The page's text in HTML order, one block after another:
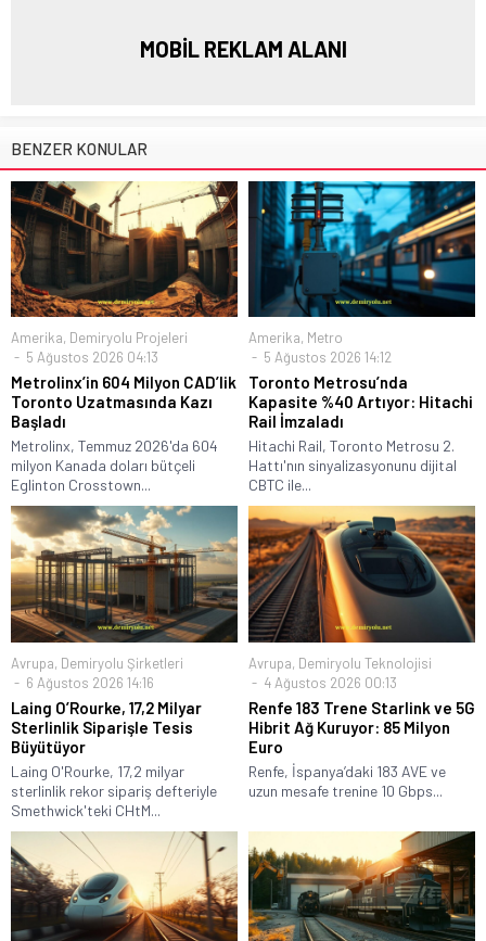
MOBİL REKLAM ALANI
BENZER KONULAR
Amerika, Demiryolu Projeleri
5 Ağustos 2026 04:13
Metrolinx’in 604 Milyon CAD’lik
Toronto Uzatmasında Kazı
Başladı
Metrolinx, Temmuz 2026'da 604
milyon Kanada doları bütçeli
Eglinton Crosstown...
Amerika, Metro
5 Ağustos 2026 14:12
Toronto Metrosu’nda
Kapasite %40 Artıyor: Hitachi
Rail İmzaladı
Hitachi Rail, Toronto Metrosu 2.
Hattı'nın sinyalizasyonunu dijital
CBTC ile...
Avrupa, Demiryolu Şirketleri
6 Ağustos 2026 14:16
Laing O’Rourke, 17,2 Milyar
Sterlinlik Siparişle Tesis
Büyütüyor
Laing O'Rourke, 17,2 milyar
sterlinlik rekor sipariş defteriyle
Smethwick'teki CHtM...
Avrupa, Demiryolu Teknolojisi
4 Ağustos 2026 00:13
Renfe 183 Trene Starlink ve 5G
Hibrit Ağ Kuruyor: 85 Milyon
Euro
Renfe, İspanya’daki 183 AVE ve
uzun mesafe trenine 10 Gbps...